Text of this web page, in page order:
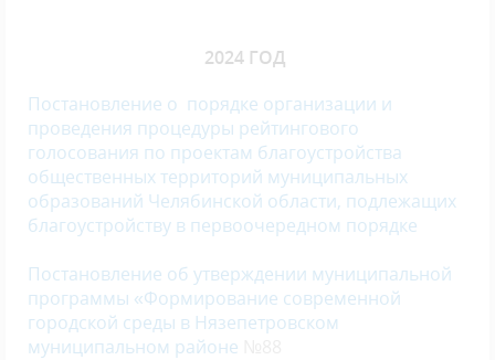
2024 ГОД
Постановление о порядке организации и
проведения процедуры рейтингового
голосования по проектам благоустройства
общественных территорий муниципальных
образований Челябинской области, подлежащих
благоустройству в первоочередном порядке
Постановление об утверждении муниципальной
программы «Формирование современной
городской среды в Нязепетровском
муниципальном районе